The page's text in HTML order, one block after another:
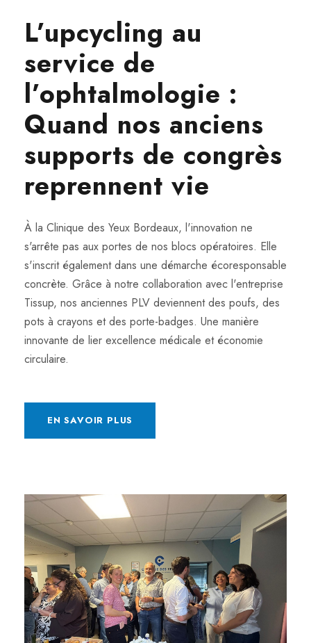
L’upcycling au
service de
l’ophtalmologie :
Quand nos anciens
supports de congrès
reprennent vie
À la Clinique des Yeux Bordeaux, l'innovation ne
s'arrête pas aux portes de nos blocs opératoires. Elle
s'inscrit également dans une démarche écoresponsable
concrète. Grâce à notre collaboration avec l'entreprise
Tissup, nos anciennes PLV deviennent des poufs, des
pots à crayons et des porte-badges. Une manière
innovante de lier excellence médicale et économie
circulaire.
EN SAVOIR PLUS